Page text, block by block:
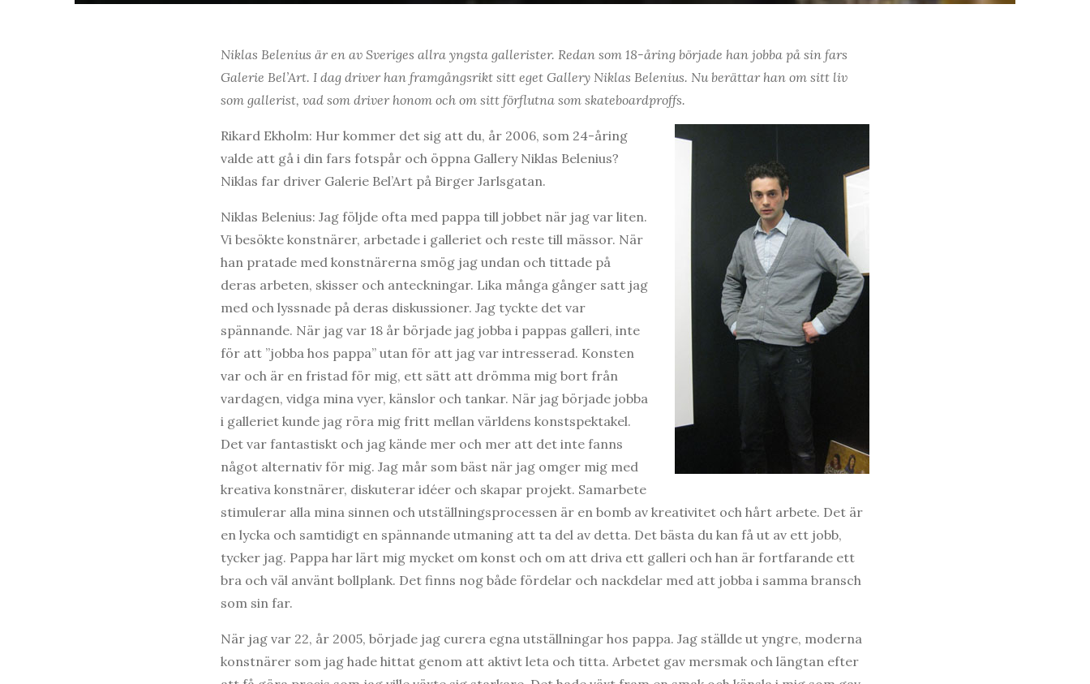
Niklas Belenius är en av Sveriges allra yngsta gallerister. Redan som 18-åring började han jobba på sin fars
Galerie Bel’Art. I dag driver han framgångsrikt sitt eget Gallery Niklas Belenius. Nu berättar han om sitt liv
som gallerist, vad som driver honom och om sitt förflutna som skateboardproffs.
Rikard Ekholm: Hur kommer det sig att du, år 2006, som 24-åring
valde att gå i din fars fotspår och öppna Gallery Niklas Belenius?
Niklas far driver Galerie Bel’Art på Birger Jarlsgatan.
Niklas Belenius: Jag följde ofta med pappa till jobbet när jag var liten.
Vi besökte konstnärer, arbetade i galleriet och reste till mässor. När
han pratade med konstnärerna smög jag undan och tittade på
deras arbeten, skisser och anteckningar. Lika många gånger satt jag
med och lyssnade på deras diskussioner. Jag tyckte det var
spännande. När jag var 18 år började jag jobba i pappas galleri, inte
för att ”jobba hos pappa” utan för att jag var intresserad. Konsten
var och är en fristad för mig, ett sätt att drömma mig bort från
vardagen, vidga mina vyer, känslor och tankar. När jag började jobba
i galleriet kunde jag röra mig fritt mellan världens konstspektakel.
Det var fantastiskt och jag kände mer och mer att det inte fanns
något alternativ för mig. Jag mår som bäst när jag omger mig med
kreativa konstnärer, diskuterar idéer och skapar projekt. Samarbete
stimulerar alla mina sinnen och utställningsprocessen är en bomb av kreativitet och hårt arbete. Det är
en lycka och samtidigt en spännande utmaning att ta del av detta. Det bästa du kan få ut av ett jobb,
tycker jag. Pappa har lärt mig mycket om konst och om att driva ett galleri och han är fortfarande ett
bra och väl använt bollplank. Det finns nog både fördelar och nackdelar med att jobba i samma bransch
som sin far.
När jag var 22, år 2005, började jag curera egna utställningar hos pappa. Jag ställde ut yngre, moderna
konstnärer som jag hade hittat genom att aktivt leta och titta. Arbetet gav mersmak och längtan efter